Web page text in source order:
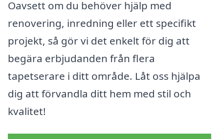
Oavsett om du behöver hjälp med
renovering, inredning eller ett specifikt
projekt, så gör vi det enkelt för dig att
begära erbjudanden från flera
tapetserare i ditt område. Låt oss hjälpa
dig att förvandla ditt hem med stil och
kvalitet!